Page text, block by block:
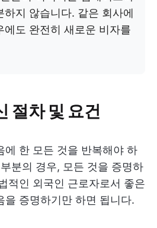
하지 않습니다. 같은 회사에
에도 완전히 새로운 비자를
절차 및 요건
에 한 모든 것을 반복해야 하
분의 경우, 모든 것을 증명하
적인 외국인 근로자로서 좋은
을 증명하기만 하면 됩니다.